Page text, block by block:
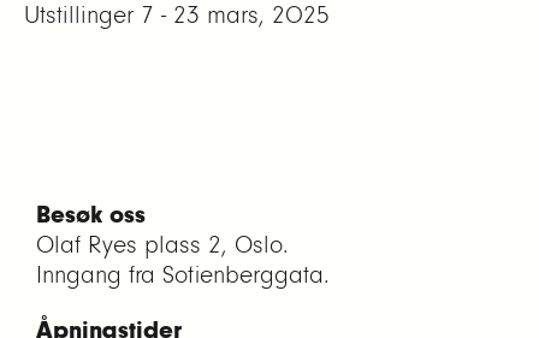
Utstillinger 7 - 23 mars, 2025
Besøk oss
Olaf Ryes plass 2, Oslo.
Inngang fra Sofienberggata.
Åpningstider